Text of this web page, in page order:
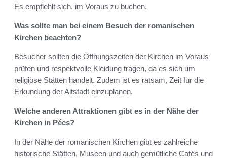
Es empfiehlt sich, im Voraus zu buchen.
Was sollte man bei einem Besuch der romanischen
Kirchen beachten?
Besucher sollten die Öffnungszeiten der Kirchen im Voraus
prüfen und respektvolle Kleidung tragen, da es sich um
religiöse Stätten handelt. Zudem ist es ratsam, Zeit für die
Erkundung der Altstadt einzuplanen.
Welche anderen Attraktionen gibt es in der Nähe der
Kirchen in Pécs?
In der Nähe der romanischen Kirchen gibt es zahlreiche
historische Stätten, Museen und auch gemütliche Cafés und